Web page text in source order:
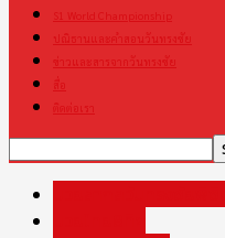
S1 World Championship
ปณิธานและคำสอนวันทรงชัย
ข่าวและสารจากวันทรงชัย
สื่อ
ติดต่อเรา